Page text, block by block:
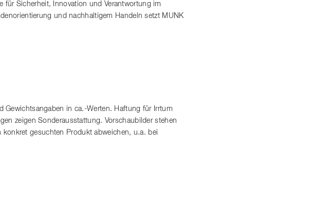
für Sicherheit, Innovation und Verantwortung im
und nachhaltigem Handeln setzt MUNK
Gewichtsangaben in ca.-Werten. Haftung für Irrtum
zeigen Sonderausstattung. Vorschaubilder stehen
gesuchten Produkt abweichen, u.a. bei